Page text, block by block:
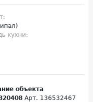
кухни:
объекта
Арт. 136532467